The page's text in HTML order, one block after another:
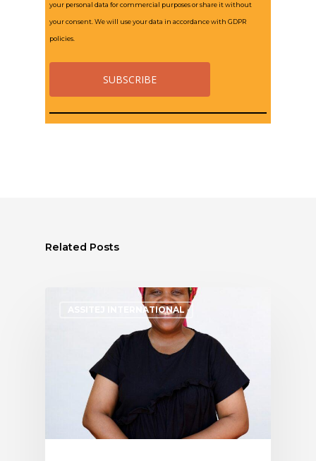
your personal data for commercial purposes or share it without
your consent. We will use your data in accordance with GDPR
policies.
Related Posts
ASSITEJ INTERNATIONAL